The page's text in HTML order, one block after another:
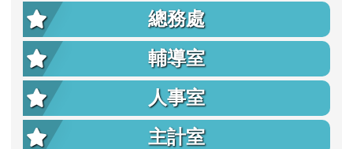
總務處
輔導室
人事室
主計室